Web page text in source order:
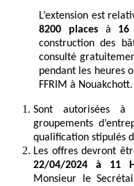
L’extension est
8200 placesà 16
construction des
consulté
pendant les heures
FFRIM à Nouakchott.
Sont autorisées à
groupements
qualification stipulés
Les offres devront
22/04/2024 à 11
Monsieur le